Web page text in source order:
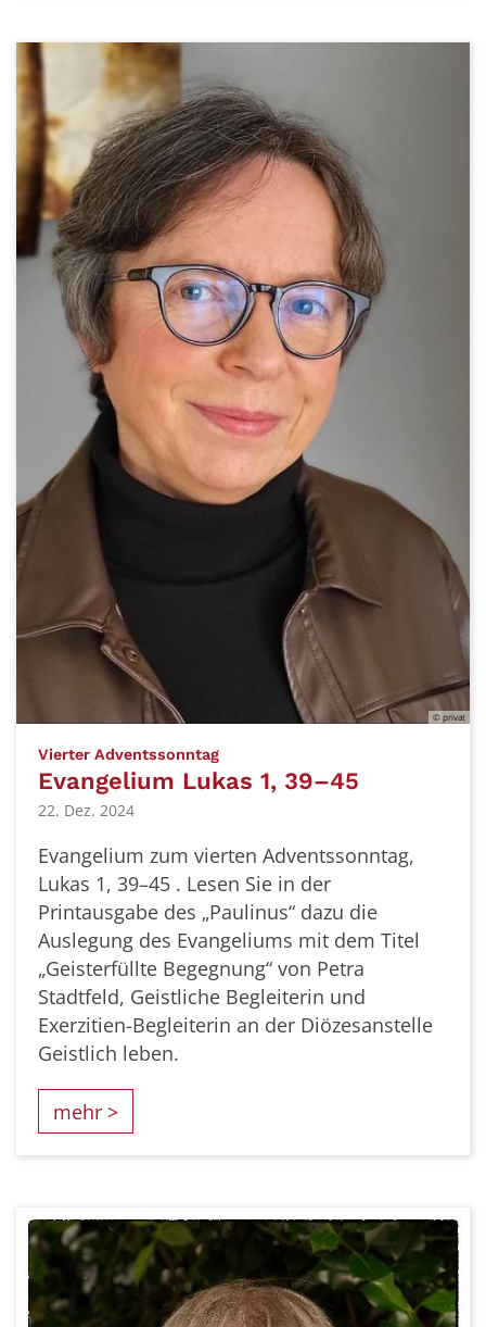
© privat
Vierter Adventssonntag:
Evangelium Lukas 1, 39–45
22. Dez. 2024
Evangelium zum vierten Adventssonntag,
Lukas 1, 39–45 . Lesen Sie in der
Printausgabe des „Paulinus“ dazu die
Auslegung des Evangeliums mit dem Titel
„Geisterfüllte Begegnung“ von Petra
Stadtfeld, Geistliche Begleiterin und
Exerzitien-Begleiterin an der Diözesanstelle
Geistlich leben.
mehr >